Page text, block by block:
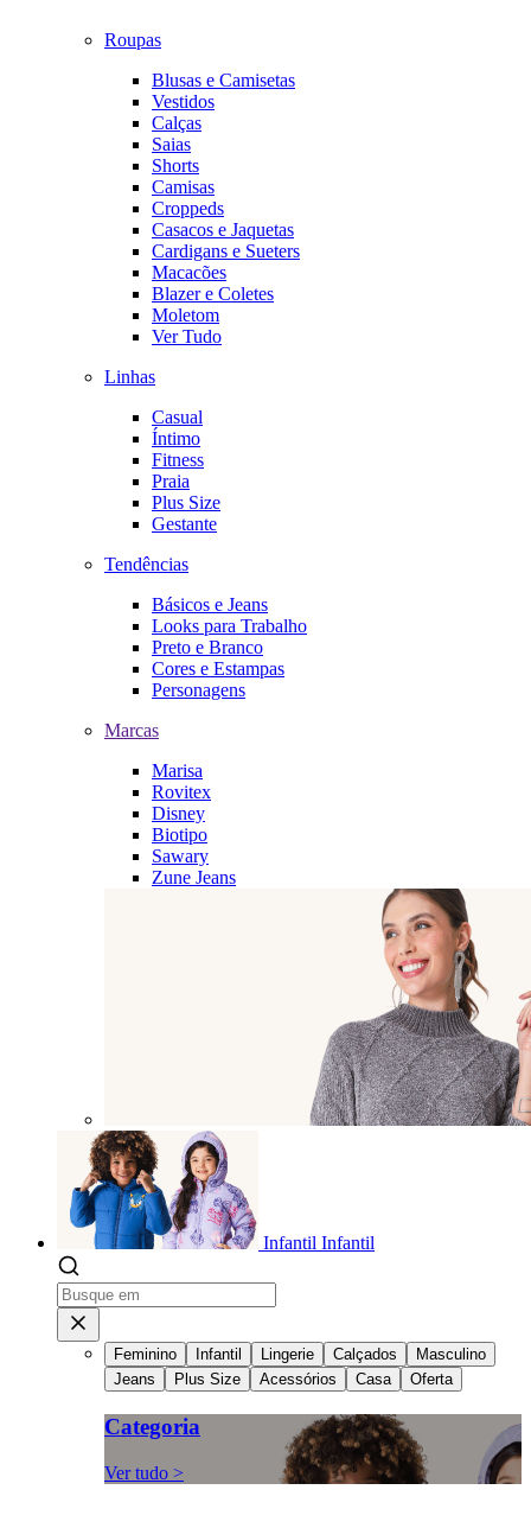
Roupas
Blusas e Camisetas
Vestidos
Calças
Saias
Shorts
Camisas
Croppeds
Casacos e Jaquetas
Cardigans e Sueters
Macacões
Blazer e Coletes
Moletom
Ver Tudo
Linhas
Casual
Íntimo
Fitness
Praia
Plus Size
Gestante
Tendências
Básicos e Jeans
Looks para Trabalho
Preto e Branco
Cores e Estampas
Personagens
Marcas
Marisa
Rovitex
Disney
Biotipo
Sawary
Zune Jeans
Infantil Infantil
Feminino Infantil Lingerie Calçados
Masculino
Jeans
Plus Size Acessórios Casa Oferta
Categoria
Ver tudo >